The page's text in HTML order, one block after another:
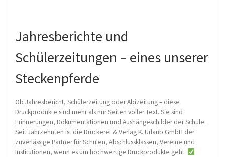
Jahresberichte und
Schülerzeitungen – eines unserer
Steckenpferde
Ob Jahresbericht, Schülerzeitung oder Abizeitung – diese
Druckprodukte sind mehr als nur Seiten voller Text. Sie sind
Erinnerungen, Dokumentationen und Aushängeschilder der Schule.
Seit Jahrzehnten ist die Druckerei & Verlag K. Urlaub GmbH der
zuverlässige Partner für Schulen, Abschlussklassen, Vereine und
Institutionen, wenn es um hochwertige Druckprodukte geht.